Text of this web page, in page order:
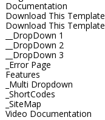
Documentation
Download This Template
Download This Template
__DropDown 1
__DropDown 2
__DropDown 3
_Error Page
Features
_Multi Dropdown
_ShortCodes
_SiteMap
Video Documentation